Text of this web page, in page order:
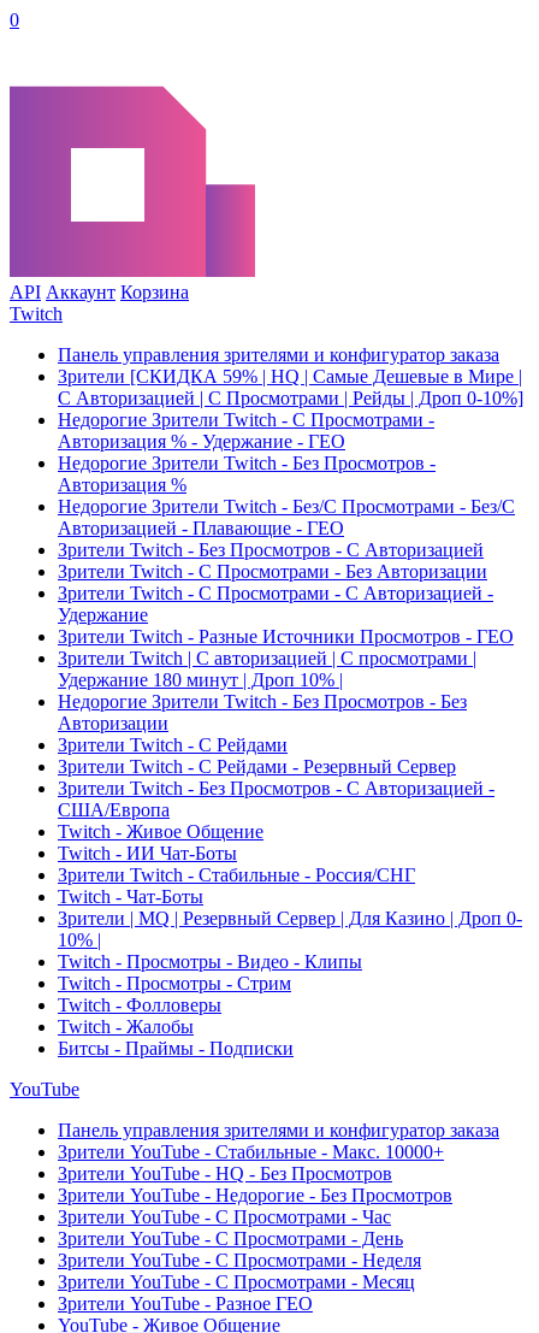
0
API Аккаунт Корзина
Twitch
Панель управления зрителями и конфигуратор заказа
Зрители [СКИДКА 59% | HQ | Самые Дешевые в Мире |
С Авторизацией | С Просмотрами | Рейды | Дроп 0-10%]
Недорогие Зрители Twitch - С Просмотрами -
Авторизация % - Удержание - ГЕО
Недорогие Зрители Twitch - Без Просмотров -
Авторизация %
Недорогие Зрители Twitch - Без/С Просмотрами - Без/С
Авторизацией - Плавающие - ГЕО
Зрители Twitch - Без Просмотров - С Авторизацией
Зрители Twitch - С Просмотрами - Без Авторизации
Зрители Twitch - С Просмотрами - С Авторизацией -
Удержание
Зрители Twitch - Разные Источники Просмотров - ГЕО
Зрители Twitch | С авторизацией | С просмотрами |
Удержание 180 минут | Дроп 10% |
Недорогие Зрители Twitch - Без Просмотров - Без
Авторизации
Зрители Twitch - С Рейдами
Зрители Twitch - С Рейдами - Резервный Сервер
Зрители Twitch - Без Просмотров - С Авторизацией -
США/Европа
Twitch - Живое Общение
Twitch - ИИ Чат-Боты
Зрители Twitch - Стабильные - Россия/СНГ
Twitch - Чат-Боты
Зрители | MQ | Резервный Сервер | Для Казино | Дроп 0-
10% |
Twitch - Просмотры - Видео - Клипы
Twitch - Просмотры - Стрим
Twitch - Фолловеры
Twitch - Жалобы
Битсы - Праймы - Подписки
YouTube
Панель управления зрителями и конфигуратор заказа
Зрители YouTube - Стабильные - Макс. 10000+
Зрители YouTube - HQ - Без Просмотров
Зрители YouTube - Недорогие - Без Просмотров
Зрители YouTube - С Просмотрами - Час
Зрители YouTube - С Просмотрами - День
Зрители YouTube - С Просмотрами - Неделя
Зрители YouTube - С Просмотрами - Месяц
Зрители YouTube - Разное ГЕО
YouTube - Живое Общение